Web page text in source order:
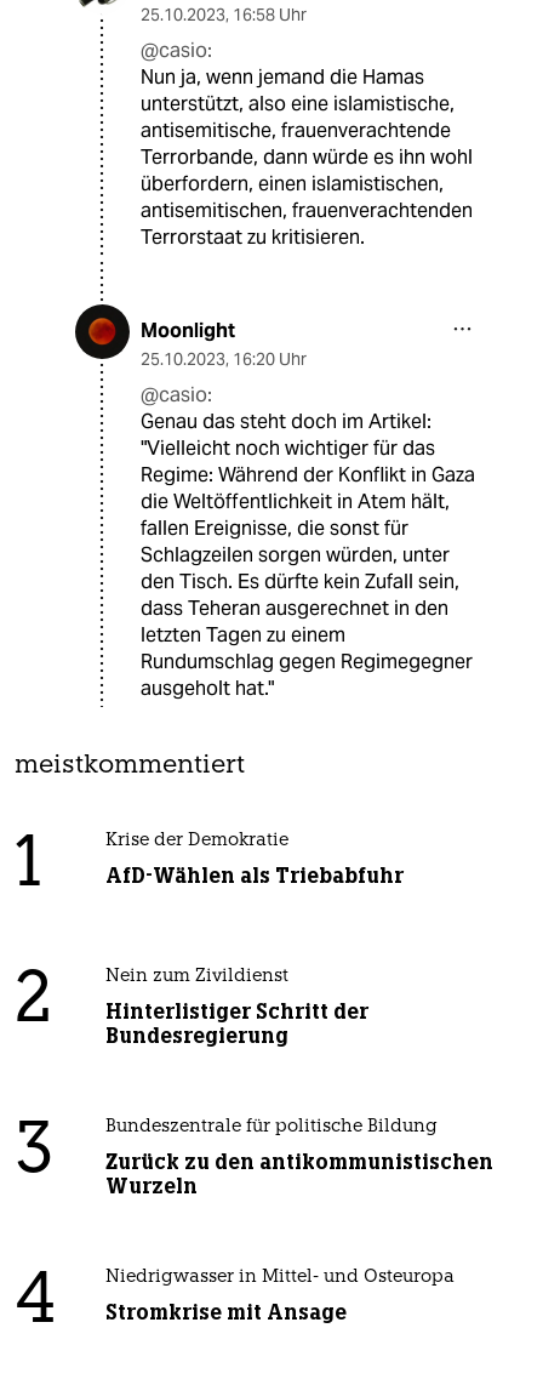
25.10.2023, 16:58 Uhr
@casio:
Nun ja, wenn jemand die Hamas
unterstützt, also eine islamistische,
antisemitische, frauenverachtende
Terrorbande, dann würde es ihn wohl
überfordern, einen islamistischen,
antisemitischen, frauenverachtenden
Terrorstaat zu kritisieren.
Moonlight
25.10.2023, 16:20 Uhr
@casio:
Genau das steht doch im Artikel:
"Vielleicht noch wichtiger für das
Regime: Während der Konflikt in Gaza
die Weltöffentlichkeit in Atem hält,
fallen Ereignisse, die sonst für
Schlagzeilen sorgen würden, unter
den Tisch. Es dürfte kein Zufall sein,
dass Teheran ausgerechnet in den
letzten Tagen zu einem
Rundumschlag gegen Regimegegner
ausgeholt hat."
meistkommentiert
1 Krise der Demokratie
AfD-Wählen als Triebabfuhr
2 Nein zum Zivildienst
Hinterlistiger Schritt der
Bundesregierung
3 Bundeszentrale für politische Bildung
Zurück zu den antikommunistischen
Wurzeln
4 Niedrigwasser in Mittel- und Osteuropa
Stromkrise mit Ansage